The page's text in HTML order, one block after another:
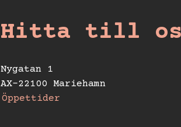
Hitta till
Nygatan 1
AX-22100 Mariehamn
Öppettider